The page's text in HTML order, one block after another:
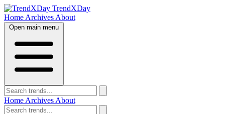
TrendXDay
Home Archives About
Open main menu
Home Archives About